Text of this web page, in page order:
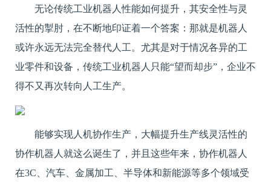
无论传统工业机器人性能如何提升，其安全性与灵
活性的掣肘，在不断地印证着一个答案：那就是机器人
或许永远无法完全替代人工。尤其是对于情况各异的工
业零件和设备，传统工业机器人只能“望而却步”，企业不
得不又再次转向人工生产。
能够实现人机协作生产，大幅提升生产线灵活性的
协作机器人就这么诞生了，并且这些年来，协作机器人
在3C、汽车、金属加工、半导体和新能源等多个领域受